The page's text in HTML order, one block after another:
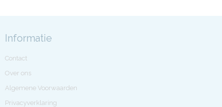
Informatie
Contact
Over ons
Algemene Voorwaarden
Privacyverklaring